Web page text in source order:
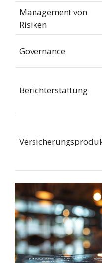
Management von
Risiken
Governance
Berichterstattung